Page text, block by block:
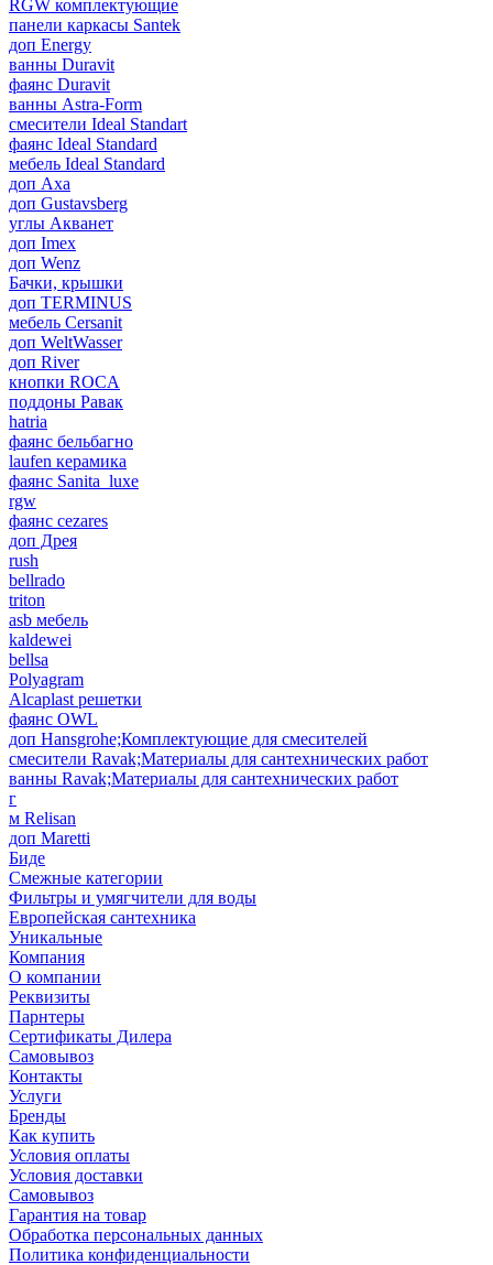
RGW комплектующие
панели каркасы Santek
доп Energy
ванны Duravit
фаянс Duravit
ванны Astra-Form
смесители Ideal Standart
фаянс Ideal Standard
мебель Ideal Standard
доп Axa
доп Gustavsberg
углы Акванет
доп Imex
доп Wenz
Бачки, крышки
доп TERMINUS
мебель Cersanit
доп WeltWasser
доп River
кнопки ROCA
поддоны Равак
hatria
фаянс бельбагно
laufen керамика
фаянс Sanita_luxe
rgw
фаянс cezares
доп Дрея
rush
bellrado
triton
asb мебель
kaldewei
bellsa
Polyagram
Alcaplast решетки
фаянс OWL
доп Hansgrohe;Комплектующие для смесителей
смесители Ravak;Материалы для сантехнических работ
ванны Ravak;Материалы для сантехнических работ
г
м Relisan
доп Maretti
Биде
Смежные категории
Фильтры и умягчители для воды
Европейская сантехника
Уникальные
Компания
О компании
Реквизиты
Парнтеры
Сертификаты Дилера
Самовывоз
Контакты
Услуги
Бренды
Как купить
Условия оплаты
Условия доставки
Самовывоз
Гарантия на товар
Обработка персональных данных
Политика конфиденциальности